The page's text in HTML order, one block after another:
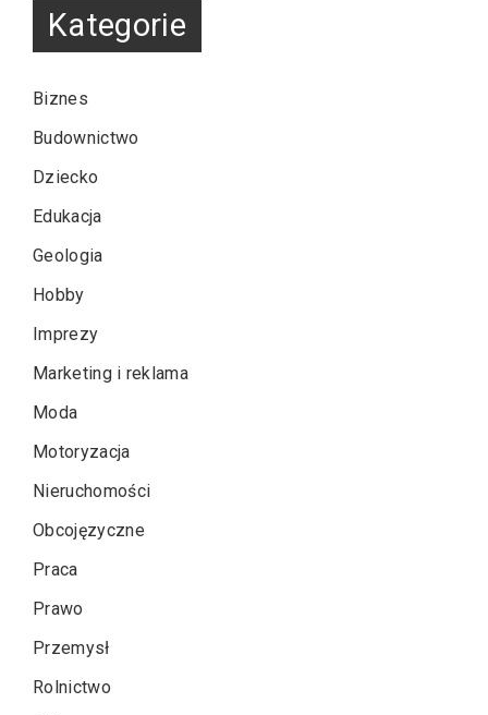
Kategorie
Biznes
Budownictwo
Dziecko
Edukacja
Geologia
Hobby
Imprezy
Marketing i reklama
Moda
Motoryzacja
Nieruchomości
Obcojęzyczne
Praca
Prawo
Przemysł
Rolnictwo